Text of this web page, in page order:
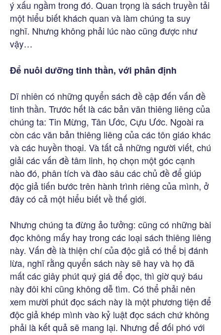
ý xấu ngầm trong đó. Quan trọng là sách truyền tải
một hiểu biết khách quan và làm chúng ta suy
nghĩ. Nhưng không phải lúc nào cũng được như
vậy…
Để nuôi dưỡng tinh thần, với phân định
Dĩ nhiên có những quyển sách đề cập đến vấn đề
tinh thần. Trước hết là các bản văn thiêng liêng của
chúng ta: Tin Mừng, Tân Ước, Cựu Ước. Ngoài ra
còn các văn bản thiêng liêng của các tôn giáo khác
và các huyền thoại. Và tất cả những người viết, chú
giải các vấn đề tâm linh, họ chọn một góc cạnh
nào đó, phân tích và đào sâu các chủ đề để giúp
độc giả tiến bước trên hành trình riêng của mình, ở
đây có cả một hiểu biết về thế giới.
Nhưng chúng ta đừng ảo tưởng: cũng có những bài
đọc không mấy hay trong các loại sách thiêng liêng
này. Vấn đề là thiện chí của độc giả có thể bị đánh
lừa, nghĩ rằng quyển sách này sẽ hay và họ đã
mất các giây phút quý giá để đọc, thì giờ quý báu
này đôi khi cũng không dễ tìm. Có thể phải nên
xem mười phút đọc sách này là một phương tiện để
độc giả khép mình vào kỷ luật đọc sách chứ không
phải là kết quả sẽ mang lại. Nhưng để đối phó với